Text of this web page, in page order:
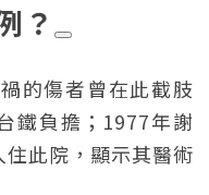
？
的傷者曾在此截肢
鐵負擔；1977年謝
此院，顯示其醫術